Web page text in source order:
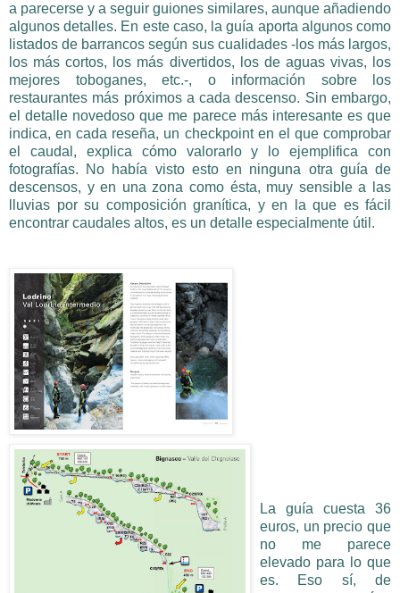
a parecerse y a seguir guiones similares, aunque añadiendo
algunos detalles. En este caso, la guía aporta algunos como
listados de barrancos según sus cualidades -los más largos,
los más cortos, los más divertidos, los de aguas vivas, los
mejores toboganes, etc.-, o información sobre los
restaurantes más próximos a cada descenso. Sin embargo,
el detalle novedoso que me parece más interesante es que
indica, en cada reseña, un checkpoint en el que comprobar
el caudal, explica cómo valorarlo y lo ejemplifica con
fotografías. No había visto esto en ninguna otra guía de
descensos, y en una zona como ésta, muy sensible a las
lluvias por su composición granítica, y en la que es fácil
encontrar caudales altos, es un detalle especialmente útil.
La guía cuesta 36
euros, un precio que
no me parece
elevado para lo que
es. Eso sí, de